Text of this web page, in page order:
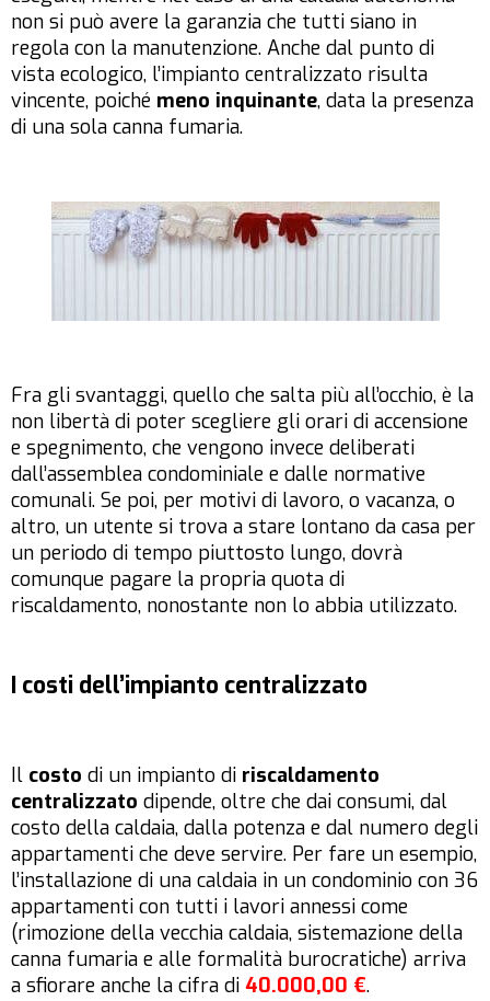
non si può avere la garanzia che tutti siano in
regola con la manutenzione. Anche dal punto di
vista ecologico, l’impianto centralizzato risulta
vincente, poiché meno inquinante, data la presenza
di una sola canna fumaria.
Fra gli svantaggi, quello che salta più all’occhio, è la
non libertà di poter scegliere gli orari di accensione
e spegnimento, che vengono invece deliberati
dall’assemblea condominiale e dalle normative
comunali. Se poi, per motivi di lavoro, o vacanza, o
altro, un utente si trova a stare lontano da casa per
un periodo di tempo piuttosto lungo, dovrà
comunque pagare la propria quota di
riscaldamento, nonostante non lo abbia utilizzato.
I costi dell’impianto centralizzato
Il costo di un impianto di riscaldamento
centralizzato dipende, oltre che dai consumi, dal
costo della caldaia, dalla potenza e dal numero degli
appartamenti che deve servire. Per fare un esempio,
l’installazione di una caldaia in un condominio con 36
appartamenti con tutti i lavori annessi come
(rimozione della vecchia caldaia, sistemazione della
canna fumaria e alle formalità burocratiche) arriva
a sfiorare anche la cifra di 40.000,00 €.